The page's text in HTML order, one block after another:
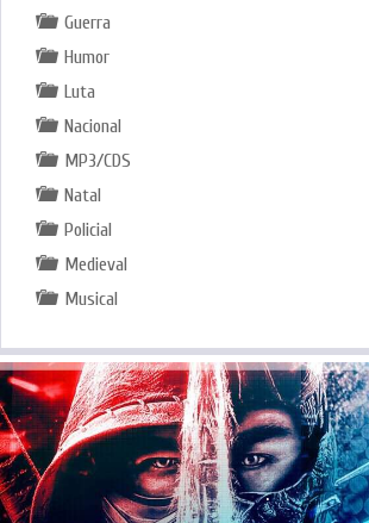
Guerra
Humor
Luta
Nacional
MP3/CDS
Natal
Policial
Medieval
Musical
.